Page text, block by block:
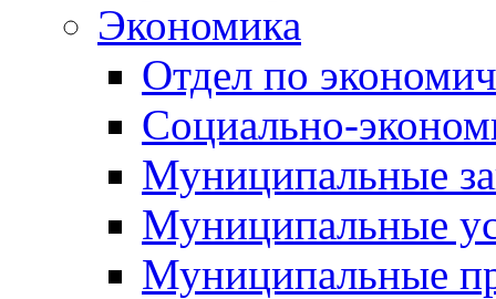
Экономика
Отдел по
Социально-
Муниципальные
Муниципальные
Муниципальные